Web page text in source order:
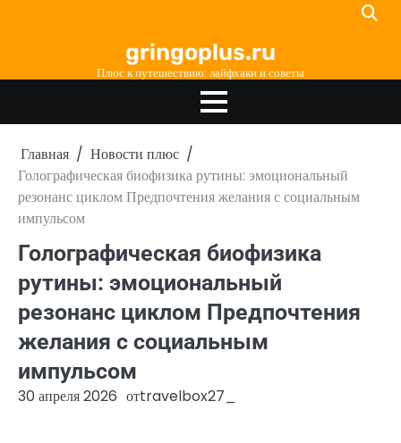
gringoplus.ru
Плюс к путешествию: лайфхаки и советы
Главная
Новости плюс
Голографическая биофизика рутины: эмоциональный
резонанс циклом Предпочтения желания с социальным
импульсом
Голографическая биофизика
рутины: эмоциональный
резонанс циклом Предпочтения
желания с социальным
импульсом
30 апреля 2026 отtravelbox27_